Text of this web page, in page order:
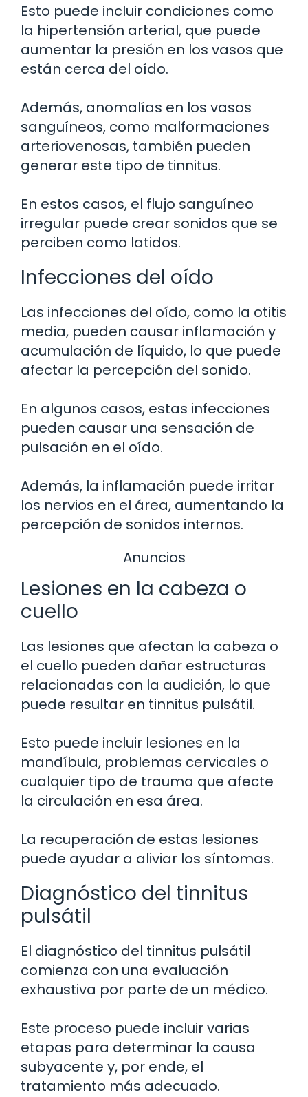
Esto puede incluir condiciones como
la hipertensión arterial, que puede
aumentar la presión en los vasos que
están cerca del oído.
Además, anomalías en los vasos
sanguíneos, como malformaciones
arteriovenosas, también pueden
generar este tipo de tinnitus.
En estos casos, el flujo sanguíneo
irregular puede crear sonidos que se
perciben como latidos.
Infecciones del oído
Las infecciones del oído, como la otitis
media, pueden causar inflamación y
acumulación de líquido, lo que puede
afectar la percepción del sonido.
En algunos casos, estas infecciones
pueden causar una sensación de
pulsación en el oído.
Además, la inflamación puede irritar
los nervios en el área, aumentando la
percepción de sonidos internos.
Anuncios
Lesiones en la cabeza o
cuello
Las lesiones que afectan la cabeza o
el cuello pueden dañar estructuras
relacionadas con la audición, lo que
puede resultar en tinnitus pulsátil.
Esto puede incluir lesiones en la
mandíbula, problemas cervicales o
cualquier tipo de trauma que afecte
la circulación en esa área.
La recuperación de estas lesiones
puede ayudar a aliviar los síntomas.
Diagnóstico del tinnitus
pulsátil
El diagnóstico del tinnitus pulsátil
comienza con una evaluación
exhaustiva por parte de un médico.
Este proceso puede incluir varias
etapas para determinar la causa
subyacente y, por ende, el
tratamiento más adecuado.